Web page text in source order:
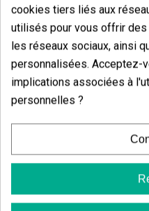
(69)
cookies tiers liés aux
utilisés pour vous offrir
les réseaux sociaux, ainsi
personnalisées. Acceptez-
implications associées à
personnelles ?